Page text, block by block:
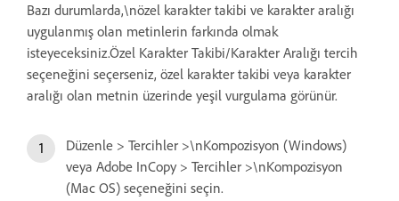
Bazı durumlarda,\nözel karakter takibi ve karakter aralığı
uygulanmış olan metinlerin farkında olmak
isteyeceksiniz.Özel Karakter Takibi/Karakter Aralığı tercih
seçeneğini seçerseniz, özel karakter takibi veya karakter
aralığı olan metnin üzerinde yeşil vurgulama görünür.
Düzenle > Tercihler >\nKompozisyon (Windows)
veya Adobe InCopy > Tercihler >\nKompozisyon
(Mac OS) seçeneğini seçin.